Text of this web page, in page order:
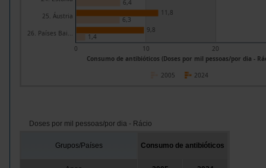
Consumo de antibióticos (Doses por mil pessoas/por dia -
0 10 20
25. Áustria
26. Países Bai...
11,8
9,8
6,4
6,3
1,4
2024
2005
Doses por mil pessoas/por dia - Rácio
Grupos/Países Consumo de antibióticos